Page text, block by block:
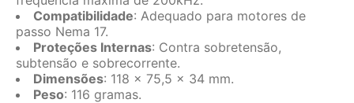
Compatibilidade: Adequado para motores de
passo Nema 17.
Proteções Internas: Contra sobretensão,
subtensão e sobrecorrente.
Dimensões: 118 x 75,5 x 34 mm.
Peso: 116 gramas.